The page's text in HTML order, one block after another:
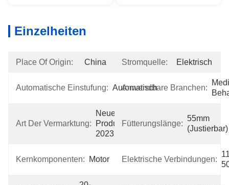
Einzelheiten
Place Of Origin: China Stromquelle: Elektrisch
Automatische Einstufung: Automatisch
Anwendbare Branchen:
Art Der Vermarktung:
Neues
Produkt
2023
Fütterungslänge:
55mm
(justierbar)
Kernkomponenten: Motor Elektrische Verbindungen: